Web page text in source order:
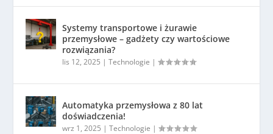
Systemy transportowe i żurawie
przemysłowe – gadżety czy wartościowe
rozwiązania?
lis 12, 2025 |Technologie |
Automatyka przemysłowa z 80 lat
doświadczenia!
wrz 1, 2025 |Technologie |